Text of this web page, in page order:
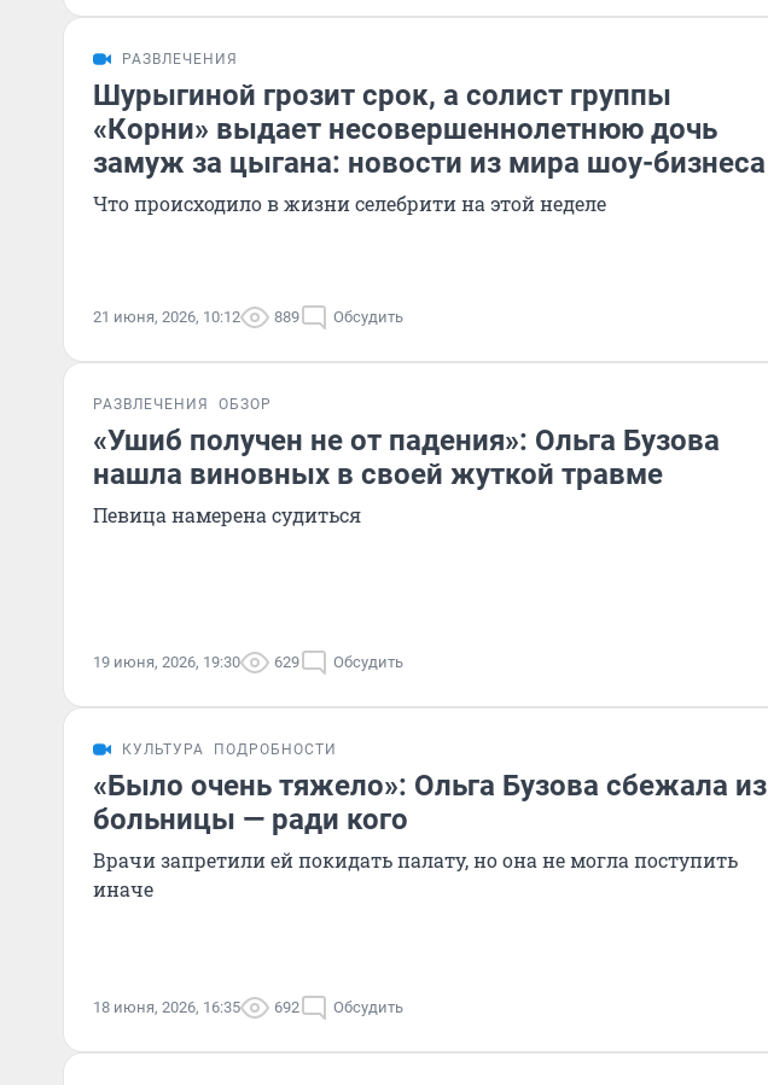
РАЗВЛЕЧЕНИЯ
Шурыгиной грозит срок, а солист группы
«Корни» выдает несовершеннолетнюю дочь
замуж за цыгана: новости из мира шоу-бизнеса
Что происходило в жизни селебрити на этой неделе
21 июня, 2026, 10:12 889 Обсудить
РАЗВЛЕЧЕНИЯ ОБЗОР
«Ушиб получен не от падения»: Ольга Бузова
нашла виновных в своей жуткой травме
Певица намерена судиться
19 июня, 2026, 19:30 629 Обсудить
КУЛЬТУРА ПОДРОБНОСТИ
«Было очень тяжело»: Ольга Бузова сбежала из
больницы — ради кого
Врачи запретили ей покидать палату, но она не могла поступить
иначе
18 июня, 2026, 16:35 692 Обсудить